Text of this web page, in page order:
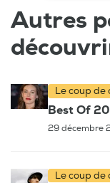
Autres
Le coup de
Best Of
29 décembre
Le coup de